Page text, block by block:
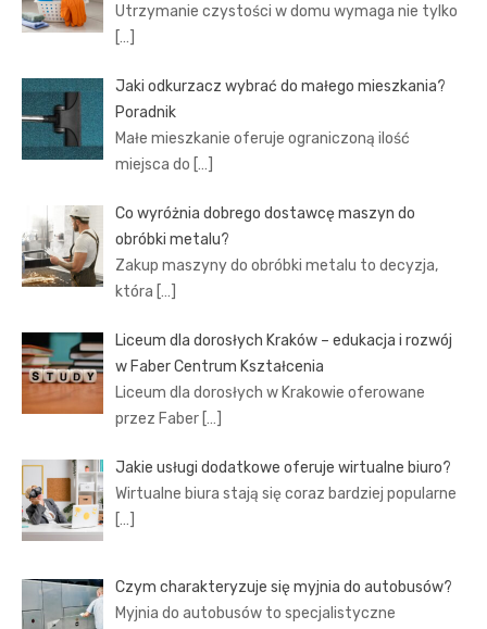
Utrzymanie czystości w domu wymaga nie tylko
[…]
Jaki odkurzacz wybrać do małego mieszkania?
Poradnik
Małe mieszkanie oferuje ograniczoną ilość
miejsca do […]
Co wyróżnia dobrego dostawcę maszyn do
obróbki metalu?
Zakup maszyny do obróbki metalu to decyzja,
która […]
Liceum dla dorosłych Kraków – edukacja i rozwój
w Faber Centrum Kształcenia
Liceum dla dorosłych w Krakowie oferowane
przez Faber […]
Jakie usługi dodatkowe oferuje wirtualne biuro?
Wirtualne biura stają się coraz bardziej popularne
[…]
Czym charakteryzuje się myjnia do autobusów?
Myjnia do autobusów to specjalistyczne